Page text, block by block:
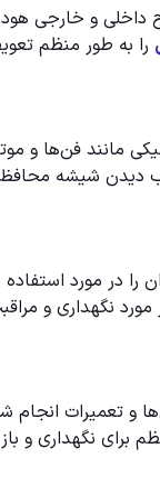
و خارجی هود
را به طور منظم
مانند فن‌ها و
شیشه محافظ،
را در مورد
مورد نگهداری و
و تعمیرات
برای نگهداری و